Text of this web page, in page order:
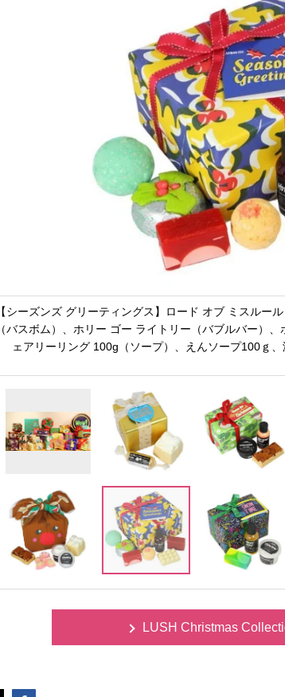
【シーズンズ グリーティングス】ロード オブ ミスルー
（バスボム）、ホリー ゴー ライトリー（バブルバー）
ェアリーリング 100g（ソープ）、えんソープ100ｇ
LUSH Christmas